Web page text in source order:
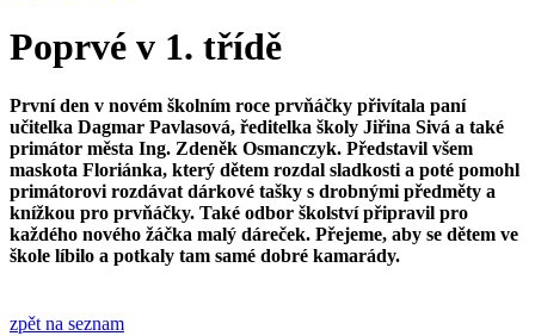
Poprvé v 1. třídě
První den v novém školním roce prvňáčky přivítala paní
učitelka Dagmar Pavlasová, ředitelka školy Jiřina Sivá a také
primátor města Ing. Zdeněk Osmanczyk. Představil všem
maskota Floriánka, který dětem rozdal sladkosti a poté pomohl
primátorovi rozdávat dárkové tašky s drobnými předměty a
knížkou pro prvňáčky. Také odbor školství připravil pro
každého nového žáčka malý dáreček. Přejeme, aby se dětem ve
škole líbilo a potkaly tam samé dobré kamarády.
zpět na seznam